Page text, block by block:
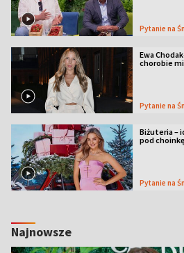
Pytanie na
Ewa
chorobie
Pytanie na
Biżuteria –
pod choinkę
Pytanie na
Najnowsze